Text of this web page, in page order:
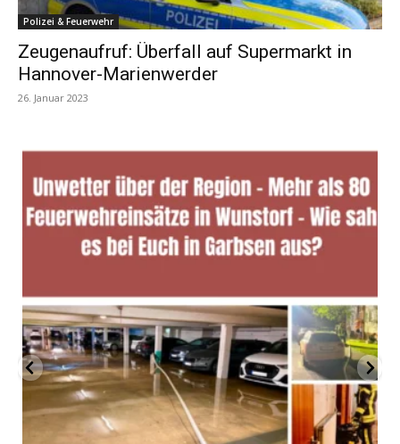
Polizei & Feuerwehr
Zeugenaufruf: Überfall auf Supermarkt in
Hannover-Marienwerder
26. Januar 2023